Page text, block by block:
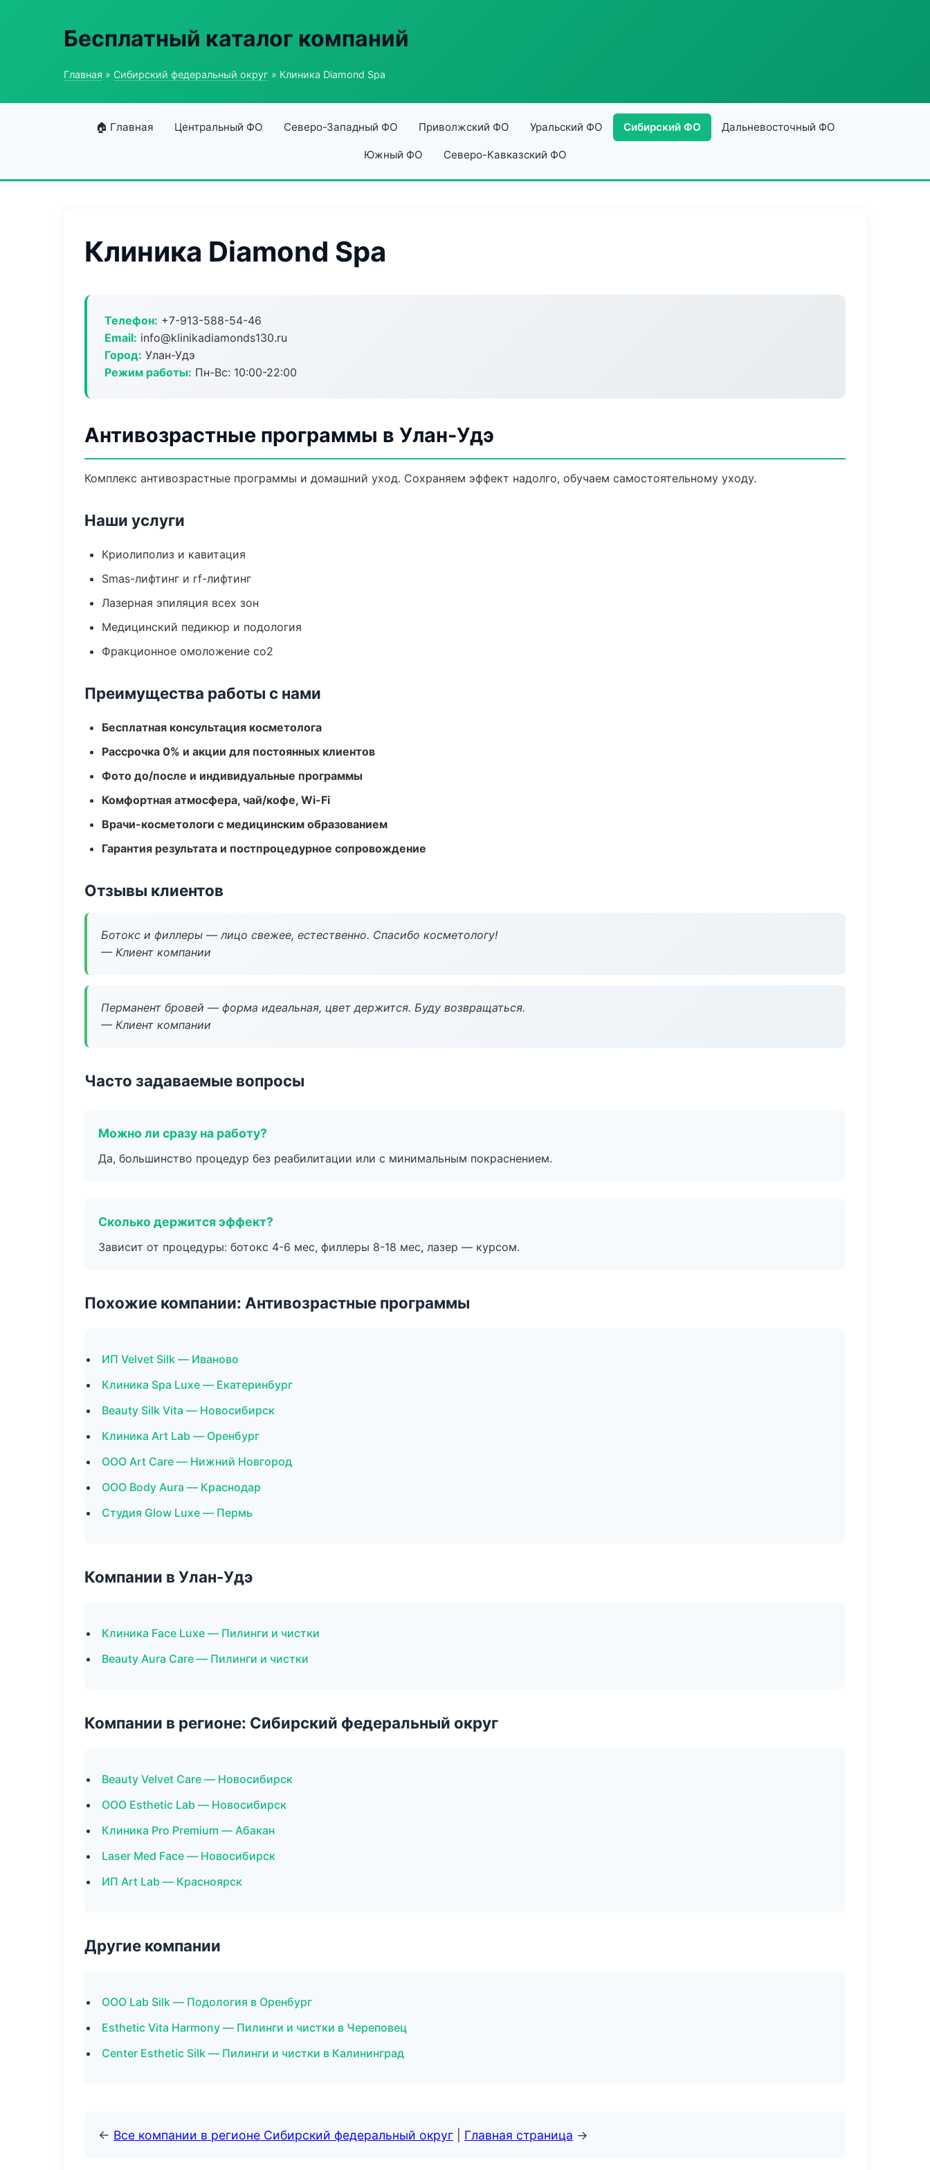
Бесплатный каталог компаний
Главная » Сибирский федеральный округ » Клиника Diamond Spa
🏠 Главная Центральный ФО Северо-Западный ФО Приволжский ФО Уральский ФО Сибирский ФО Дальневосточный ФО
Южный ФО Северо-Кавказский ФО
Клиника Diamond Spa
Телефон: +7-913-588-54-46
Email: info@klinikadiamonds130.ru
Город: Улан-Удэ
Режим работы: Пн-Вс: 10:00-22:00
Антивозрастные программы в Улан-Удэ
Комплекс антивозрастные программы и домашний уход. Сохраняем эффект надолго, обучаем самостоятельному уходу.
Наши услуги
Криолиполиз и кавитация
Smas-лифтинг и rf-лифтинг
Лазерная эпиляция всех зон
Медицинский педикюр и подология
Фракционное омоложение co2
Преимущества работы с нами
Бесплатная консультация косметолога
Рассрочка 0% и акции для постоянных клиентов
Фото до/после и индивидуальные программы
Комфортная атмосфера, чай/кофе, Wi-Fi
Врачи-косметологи с медицинским образованием
Гарантия результата и постпроцедурное сопровождение
Отзывы клиентов
Ботокс и филлеры — лицо свежее, естественно. Спасибо косметологу!
— Клиент компании
Перманент бровей — форма идеальная, цвет держится. Буду возвращаться.
— Клиент компании
Часто задаваемые вопросы
Можно ли сразу на работу?
Да, большинство процедур без реабилитации или с минимальным покраснением.
Сколько держится эффект?
Зависит от процедуры: ботокс 4-6 мес, филлеры 8-18 мес, лазер — курсом.
Похожие компании: Антивозрастные программы
ИП Velvet Silk — Иваново
Клиника Spa Luxe — Екатеринбург
Beauty Silk Vita — Новосибирск
Клиника Art Lab — Оренбург
ООО Art Care — Нижний Новгород
ООО Body Aura — Краснодар
Студия Glow Luxe — Пермь
Компании в Улан-Удэ
Клиника Face Luxe — Пилинги и чистки
Beauty Aura Care — Пилинги и чистки
Компании в регионе: Сибирский федеральный округ
Beauty Velvet Care — Новосибирск
ООО Esthetic Lab — Новосибирск
Клиника Pro Premium — Абакан
Laser Med Face — Новосибирск
ИП Art Lab — Красноярск
Другие компании
ООО Lab Silk — Подология в Оренбург
Esthetic Vita Harmony — Пилинги и чистки в Череповец
Center Esthetic Silk — Пилинги и чистки в Калининград
← Все компании в регионе Сибирский федеральный округ Главная страница →